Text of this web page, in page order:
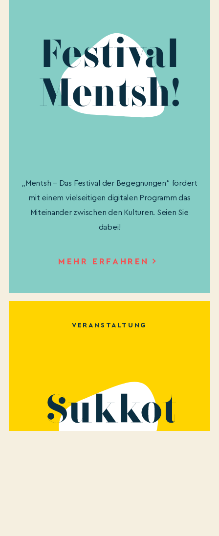
„Mentsh – Das Festival der Begegnungen“ fördert
mit einem vielseitigen digitalen Programm das
Miteinander zwischen den Kulturen. Seien Sie
dabei!
MEHR ERFAHREN
VERANSTALTUNG